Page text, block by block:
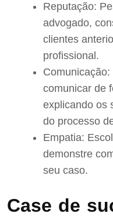
Reputação:
advogado,
clientes
profissional.
comunicar de
explicando os
do processo
Empatia:
demonstre
seu caso.
Case de